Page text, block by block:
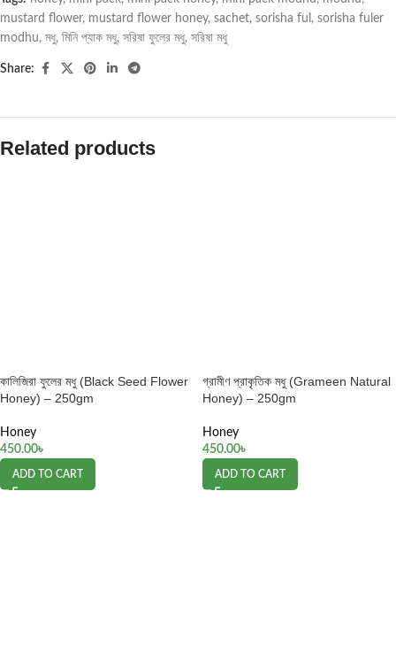
mustard flower, mustard flower honey, sachet, sorisha ful , sorisha fuler
modhu, মধু, মিনি প্যাক মধু, সরিষা ফুলের মধু, সরিষা মধু
Share:
Related products
কালিজিরা ফুলের মধু (Black Seed Flower
Honey) – 250gm
Honey
450.00৳
ADD TO CART
গ্রামীণ প্রাকৃতিক মধু (Grameen Natural
Honey) – 250gm
Honey
450.00৳
ADD TO CART